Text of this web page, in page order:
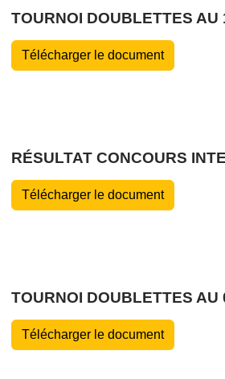
TOURNOI DOUBLETTES AU
Télécharger le document
RÉSULTAT CONCOURS
Télécharger le document
TOURNOI DOUBLETTES AU
Télécharger le document